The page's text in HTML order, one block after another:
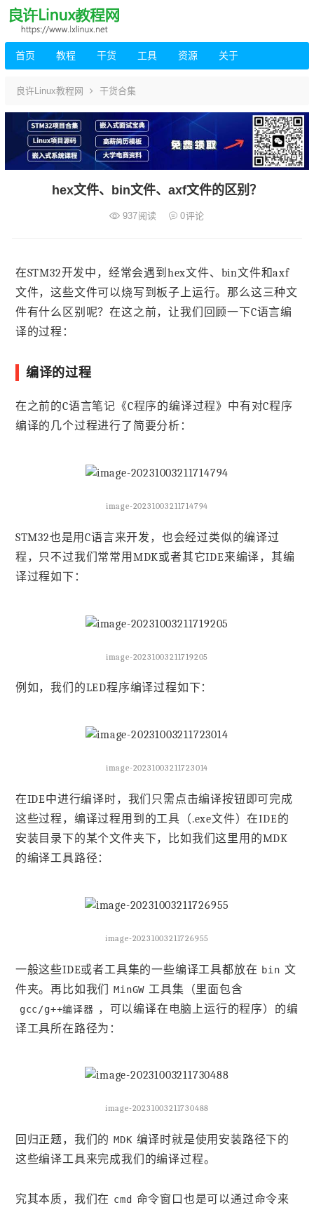
首页 教程 干货 工具 资源 关于
良许Linux教程网 干货合集
hex文件、bin文件、axf文件的区别？
937阅读 0评论
在STM32开发中，经常会遇到hex文件、bin文件和axf
文件，这些文件可以烧写到板子上运行。那么这三种文
件有什么区别呢？在这之前，让我们回顾一下C语言编
译的过程：
编译的过程
在之前的C语言笔记《C程序的编译过程》中有对C程序
编译的几个过程进行了简要分析：
image-20231003211714794
STM32也是用C语言来开发，也会经过类似的编译过
程，只不过我们常常用MDK或者其它IDE来编译，其编
译过程如下：
image-20231003211719205
例如，我们的LED程序编译过程如下：
image-20231003211723014
在IDE中进行编译时，我们只需点击编译按钮即可完成
这些过程，编译过程用到的工具（.exe文件）在IDE的
安装目录下的某个文件夹下，比如我们这里用的MDK
的编译工具路径：
image-20231003211726955
一般这些IDE或者工具集的一些编译工具都放在 bin 文
件夹。再比如我们
MinGW 工具集（里面包含
gcc/g++编译器 ，可以编译在电脑上运行的程序）的编
译工具所在路径为：
image-20231003211730488
回归正题，我们的 MDK 编译时就是使用安装路径下的
这些编译工具来完成我们的编译过程。
究其本质，我们在 cmd 命令窗口也是可以通过命令来